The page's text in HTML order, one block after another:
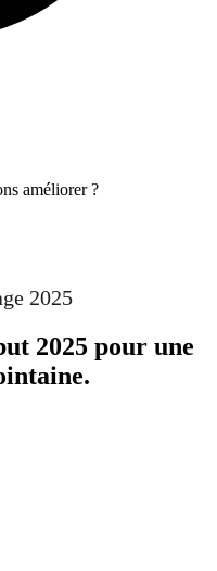
améliorer ?
2025
2025 pour une